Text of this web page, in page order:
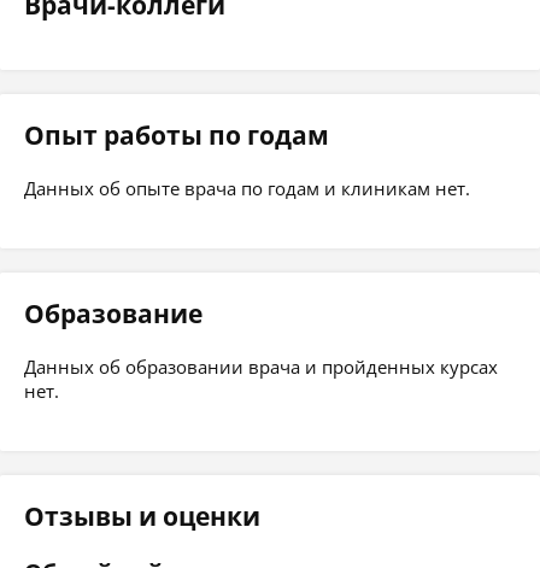
Опыт работы по годам
Данных об опыте врача по годам и клиникам нет.
Образование
Данных об образовании врача и пройденных курсах
нет.
Отзывы и оценки